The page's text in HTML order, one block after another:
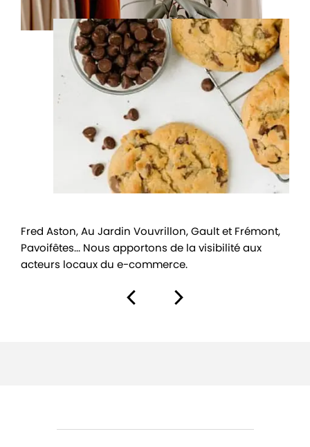
Au Jardin Vouvrillon, Gault et Frémont,
Nous apportons de la visibilité aux
du e-commerce.